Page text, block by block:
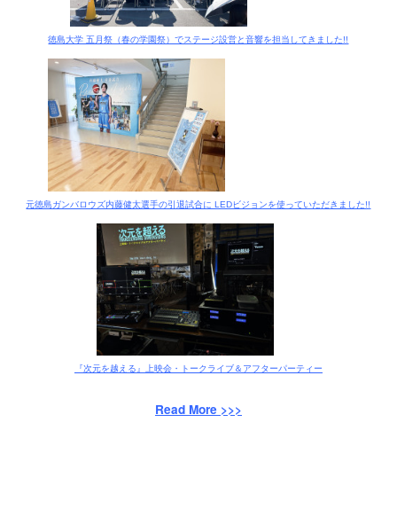
徳島大学 五月祭（春の学園祭）でステージ設営と音響を担当してきました!!
元徳島ガンバロウズ内藤健太選手の引退試合に LEDビジョンを使っていただきました!!
『次元を越える』上映会・トークライブ＆アフターパーティー
Read More >>>